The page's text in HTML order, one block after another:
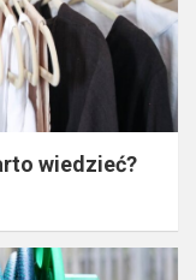
wiedzieć?